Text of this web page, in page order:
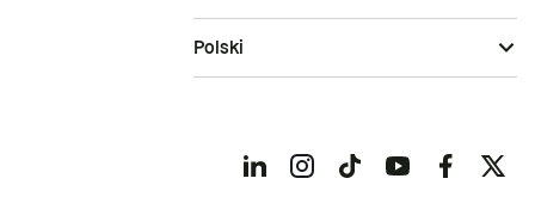
Polski